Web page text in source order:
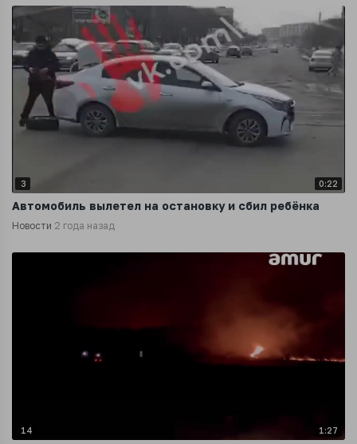
3 0:22
Автомобиль вылетел на остановку и сбил ребёнка
Новости 2 года назад
14 1:27